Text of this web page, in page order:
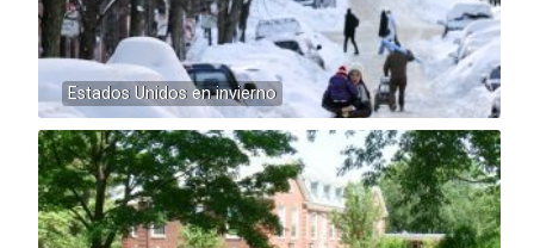
Estados Unidos en invierno